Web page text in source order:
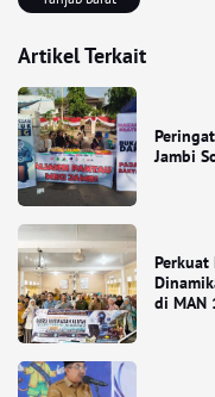
Artikel Terkait
Jambi
di MAN